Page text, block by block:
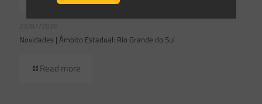
23/07/2026
Novidades | Âmbito Estadual: Rio Grande do Sul
Read more